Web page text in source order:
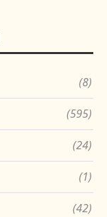
(8)
(595)
(24)
(1)
(42)